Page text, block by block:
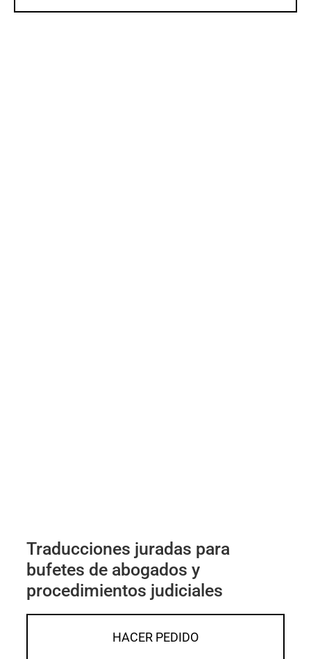
Traducciones juradas para
bufetes de abogados y
procedimientos judiciales
HACER PEDIDO